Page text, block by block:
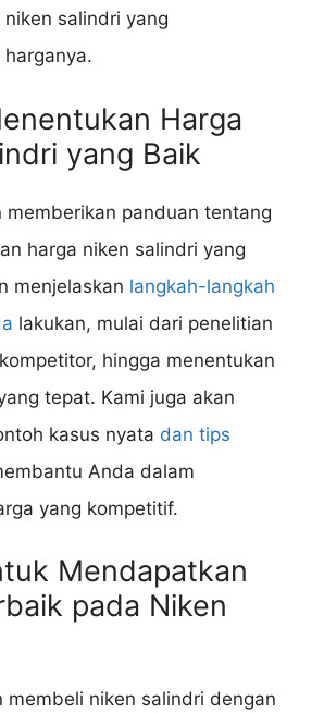
salindri yang
Harga
yang Baik
memberikan panduan tentang
harga niken salindri yang
menjelaskan langkah-langkah
lakukan, mulai dari penelitian
hingga menentukan
tepat. Kami juga akan
kasus nyata dan tips
Anda dalam
yang kompetitif.
Mendapatkan
pada Niken
membeli niken salindri dengan